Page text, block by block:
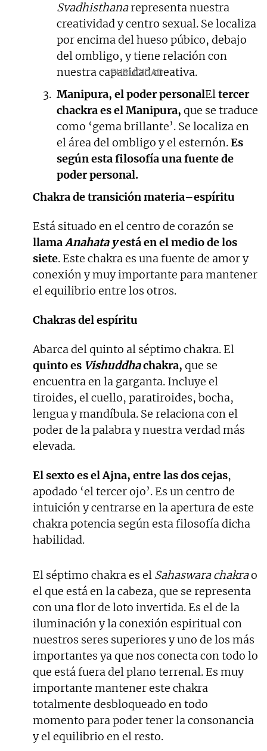
Svadhisthanarepresenta nuestra
creatividad y centro sexual. Se localiza
por encima del hueso púbico, debajo
del ombligo, y tiene relación con
nuestra capacidad creativa.
Manipura, el poder personalEltercer
chackra es el Manipura, que se traduce
como ‘gema brillante’. Se localiza en
el área del ombligo y el esternón.Es
según esta filosofía una fuente de
poder personal.
Chakra de transición materia–espíritu
Está situado en el centro de corazón se
llamaAnahata yestá en el medio de los
siete. Este chakra es una fuente de amor y
conexión y muy importante para mantener
el equilibrio entre los otros.
Chakras del espíritu
Abarca del quinto al séptimo chakra. El
quinto es Vishuddhachakra, que se
encuentra en la garganta. Incluye el
tiroides, el cuello, paratiroides, bocha,
lengua y mandíbula. Se relaciona con el
poder de la palabra y nuestra verdad más
elevada.
El sexto es el Ajna, entre las dos cejas,
apodado ‘el tercer ojo’. Es un centro de
intuición y centrarse en la apertura de este
chakra potencia según esta filosofía dicha
habilidad.
El séptimo chakra es el Sahaswara chakrao
el que está en la cabeza, que se representa
con una flor de loto invertida. Es el de la
iluminación y la conexión espiritual con
nuestros seres superiores y uno de los más
importantes ya que nos conecta con todo lo
que está fuera del plano terrenal. Es muy
importante mantener este chakra
totalmente desbloqueado en todo
momento para poder tener la consonancia
y el equilibrio en el resto.